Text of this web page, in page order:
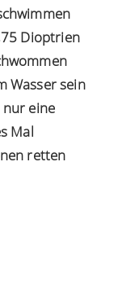
Dioptrien
Wasser sein
nur eine
Mal
retten